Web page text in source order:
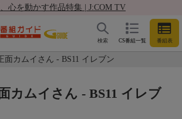
心を動かす作品特集 | J:COM TV
CS番組一覧 番組表
検索
面カムイさん - BS11 イレブン
カムイさん - BS11 イレブ